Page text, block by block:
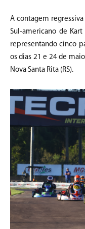
A contagem
Sul-americano de
representando cinco
os dias 21 e 24 de
Nova Santa Rita (RS).